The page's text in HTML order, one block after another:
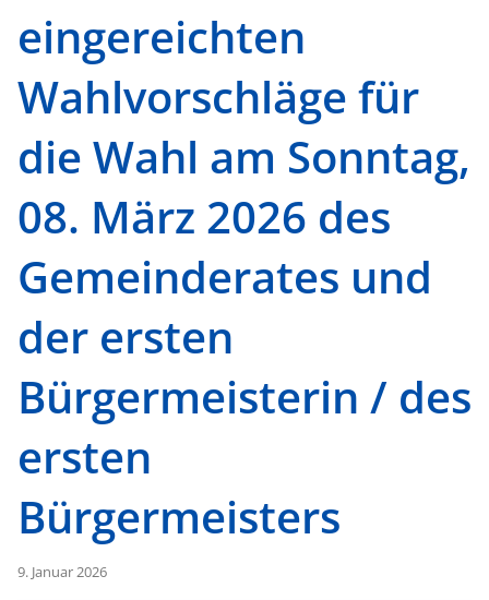
eingereichten
Wahlvorschläge für
die Wahl am Sonntag,
08. März 2026 des
Gemeinderates und
der ersten
Bürgermeisterin / des
ersten
Bürgermeisters
9. Januar 2026